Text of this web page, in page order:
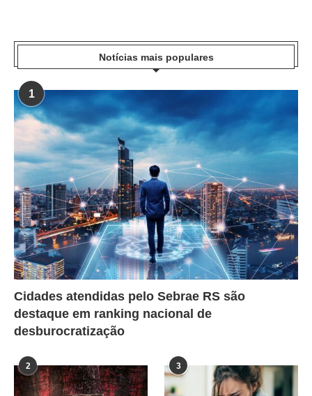
Notícias mais populares
1
Cidades atendidas pelo Sebrae RS são
destaque em ranking nacional de
desburocratização
2 3